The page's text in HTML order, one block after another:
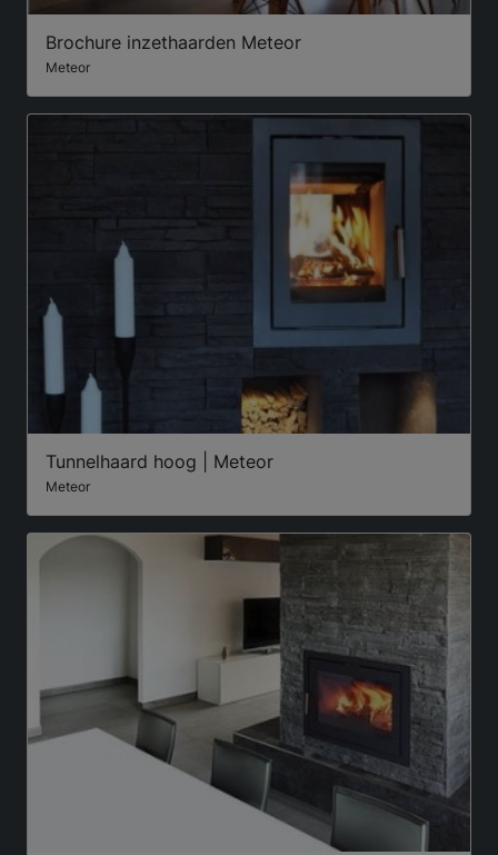
Brochure inzethaarden Meteor
Meteor
Tunnelhaard hoog | Meteor
Meteor